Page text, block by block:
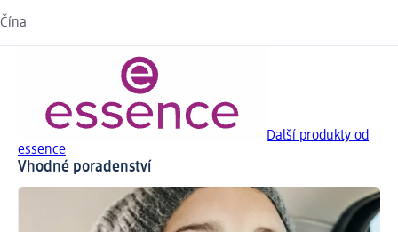
Čína
Další produkty od
essence
Vhodné poradenství